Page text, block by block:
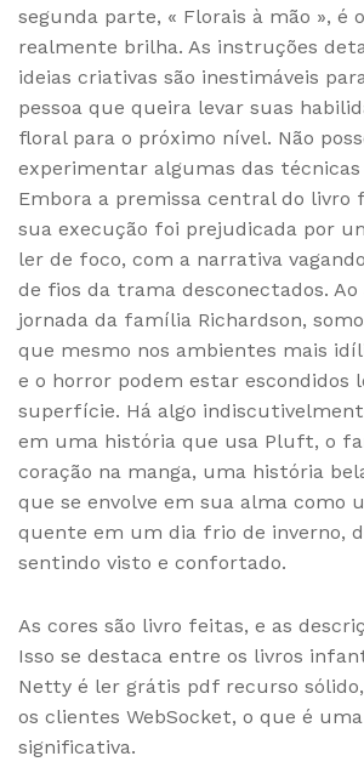
segunda parte, « Florais à mão », é
realmente brilha. As instruções
ideias criativas são inestimáveis
pessoa que queira levar suas
floral para o próximo nível. Não
experimentar algumas das
Embora a premissa central do livro
sua execução foi prejudicada por
ler de foco, com a narrativa
de fios da trama desconectados.
jornada da família Richardson,
que mesmo nos ambientes mais
e o horror podem estar escondidos
superfície. Há algo
em uma história que usa Pluft, o
coração na manga, uma história
que se envolve em sua alma como
quente em um dia frio de inverno,
sentindo visto e confortado.
As cores são livro feitas, e as
Isso se destaca entre os livros
Netty é ler grátis pdf recurso
os clientes WebSocket, o que é
significativa.